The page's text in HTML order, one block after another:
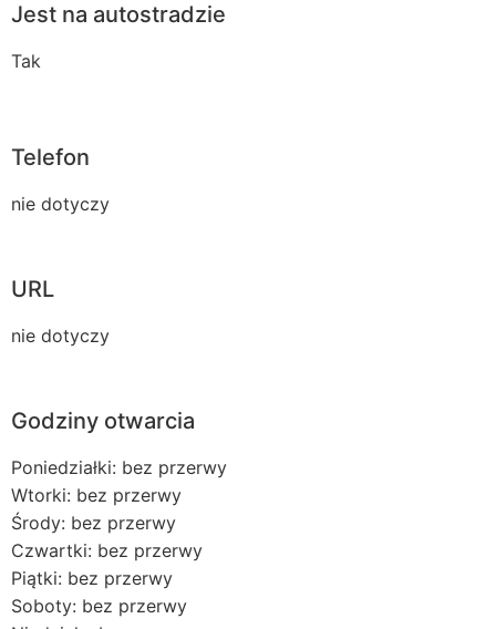
Jest na autostradzie
Tak
Telefon
nie dotyczy
URL
nie dotyczy
Godziny otwarcia
Poniedziałki: bez przerwy
Wtorki: bez przerwy
Środy: bez przerwy
Czwartki: bez przerwy
Piątki: bez przerwy
Soboty: bez przerwy